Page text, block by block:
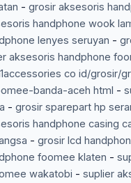
- grosir aksesoris
handphone wook
lenyes seruyan -
aksesoris handphone
co id/grosir/
banda-aceh html -
- grosir sparepart hp
handphone casing
- grosir lcd
foomee klaten -
wakatobi - suplier